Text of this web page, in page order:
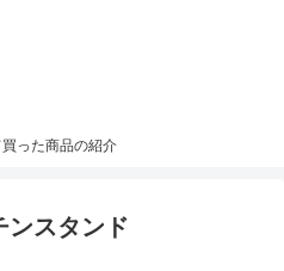
った商品の紹介
ンスタンド